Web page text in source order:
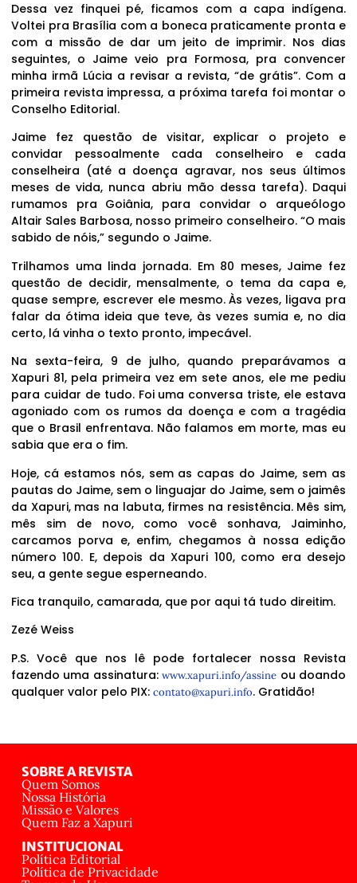
Dessa vez finquei pé, ficamos com a capa indígena.
Voltei pra Brasília com a boneca praticamente pronta e
com a missão de dar um jeito de imprimir. Nos dias
seguintes, o Jaime veio pra Formosa, pra convencer
minha irmã Lúcia a revisar a revista, “de grátis”. Com a
primeira revista impressa, a próxima tarefa foi montar o
Conselho Editorial.
Jaime fez questão de visitar, explicar o projeto e
convidar pessoalmente cada conselheiro e cada
conselheira (até a doença agravar, nos seus últimos
meses de vida, nunca abriu mão dessa tarefa). Daqui
rumamos pra Goiânia, para convidar o arqueólogo
Altair Sales Barbosa, nosso primeiro conselheiro. “O mais
sabido de nóis,” segundo o Jaime.
Trilhamos uma linda jornada. Em 80 meses, Jaime fez
questão de decidir, mensalmente, o tema da capa e,
quase sempre, escrever ele mesmo. Às vezes, ligava pra
falar da ótima ideia que teve, às vezes sumia e, no dia
certo, lá vinha o texto pronto, impecável.
Na sexta-feira, 9 de julho, quando preparávamos a
Xapuri 81, pela primeira vez em sete anos, ele me pediu
para cuidar de tudo. Foi uma conversa triste, ele estava
agoniado com os rumos da doença e com a tragédia
que o Brasil enfrentava. Não falamos em morte, mas eu
sabia que era o fim.
Hoje, cá estamos nós, sem as capas do Jaime, sem as
pautas do Jaime, sem o linguajar do Jaime, sem o jaimês
da Xapuri, mas na labuta, firmes na resistência. Mês sim,
mês sim de novo, como você sonhava, Jaiminho,
carcamos porva e, enfim, chegamos à nossa edição
número 100. E, depois da Xapuri 100, como era desejo
seu, a gente segue esperneando.
Fica tranquilo, camarada, que por aqui tá tudo direitim.
Zezé Weiss
P.S. Você que nos lê pode fortalecer nossa Revista
fazendo uma assinatura:www.xapuri.info/assine ou doando
qualquer valor pelo PIX: contato@xapuri.info. Gratidão!
SOBRE A REVISTA
Quem Somos
Nossa História
Missão e Valores
Quem Faz a Xapuri
INSTITUCIONAL
Política Editorial
Política de Privacidade